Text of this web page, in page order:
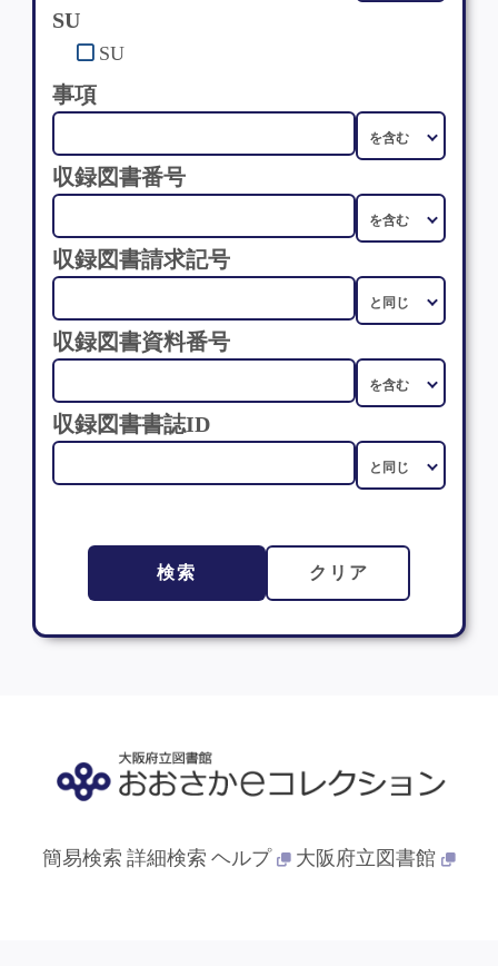
SU
SU
事項
収録図書番号
収録図書請求記号
収録図書資料番号
収録図書書誌ID
検索 クリア
簡易検索 詳細検索 ヘルプ 大阪府立図書館